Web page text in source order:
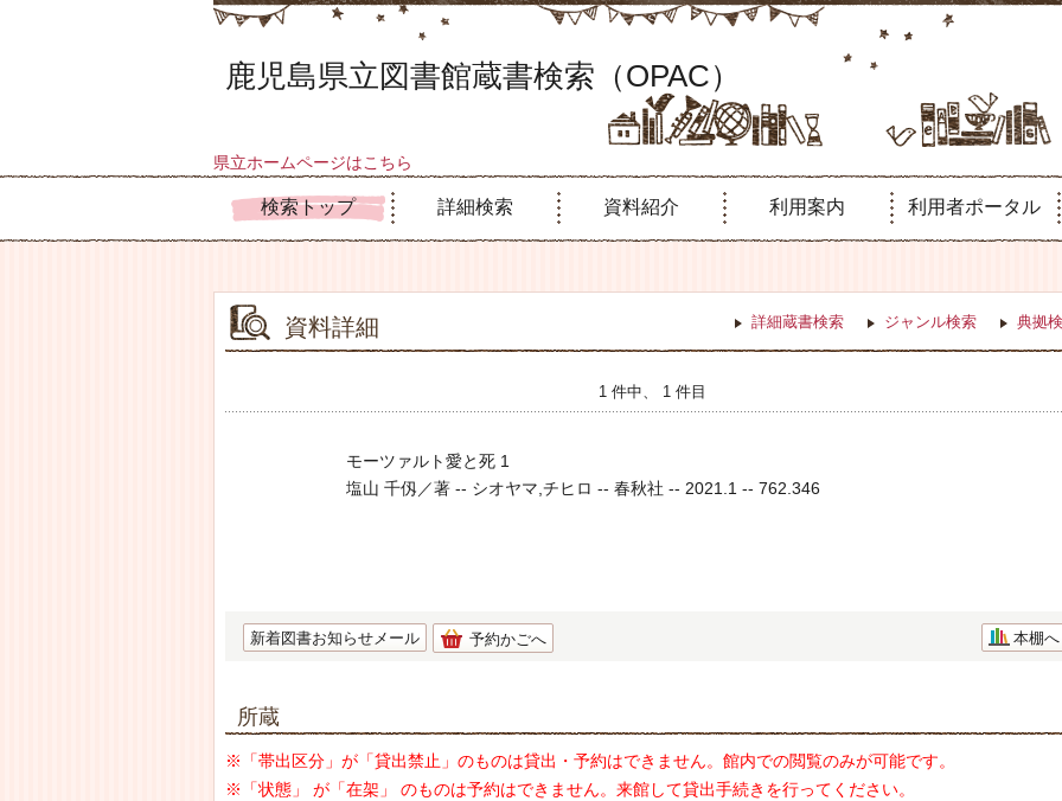
鹿児島県立図書館蔵書検索（OPAC）
県立ホームページはこちら
検索トップ 詳細検索 資料紹介 利用案内 利用者ポータル
資料詳細 詳細蔵書検索 ジャンル検索 典拠
1 件中、 1 件目
モーツァルト愛と死 1
塩山 千仭／著 -- シオヤマ,チヒロ -- 春秋社 -- 2021.1 -- 762.346
新着図書お知らせメール 予約かごへ 本棚へ
所蔵
※「帯出区分」が「貸出禁止」のものは貸出・予約はできません。館内での閲覧のみが可能です。
※「状態」 が「在架」 のものは予約はできません。来館して貸出手続きを行ってください。